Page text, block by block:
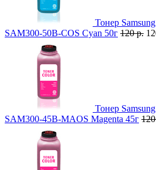
Тонер
SAM300-50B-COS Cyan 50г 120 р.
Тонер
SAM300-45B-MAOS Magenta 45г